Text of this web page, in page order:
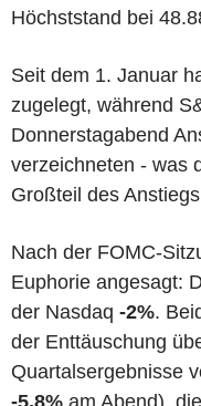
Höchststand bei
Seit dem 1. Januar
zugelegt, während
Donnerstagabend
verzeichneten - was
Großteil des
Nach der FOMC-
Euphorie angesagt:
der Nasdaq -2%.
der Enttäuschung
Quartalsergebnisse
-5,8% am Abend),